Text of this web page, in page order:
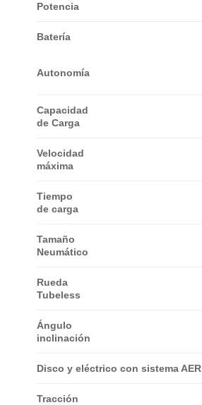
Potencia
Batería
Autonomía
Capacidad
de Carga
Velocidad
máxima
Tiempo
de carga
Tamaño
Neumático
Rueda
Tubeless
Ángulo
inclinación
Disco y eléctrico con sistema AER
Tracción